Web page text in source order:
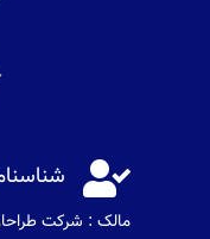

مالک : شرکت